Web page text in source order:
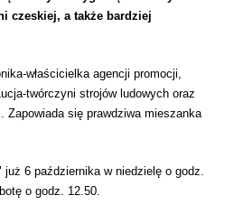
czeskiej, a także bardziej
właścicielka agencji promocji,
twórczyni strojów ludowych oraz
Zapowiada się prawdziwa mieszanka
6 października w niedzielę o godz.
o godz. 12.50.